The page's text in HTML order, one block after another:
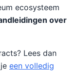
ecosysteem
over
Lees dan
een volledig